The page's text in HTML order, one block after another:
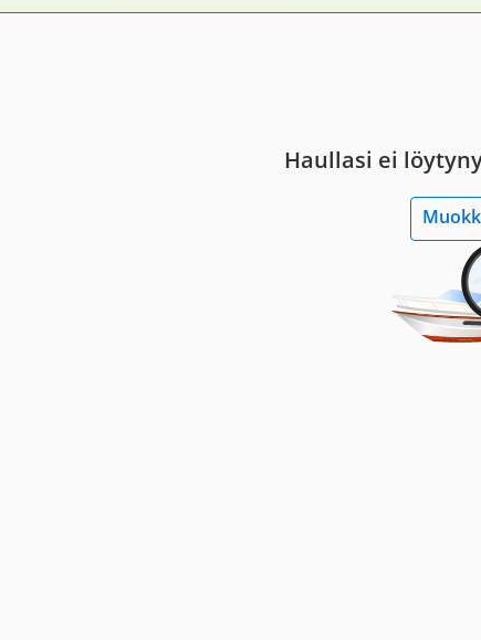
Haullasi ei